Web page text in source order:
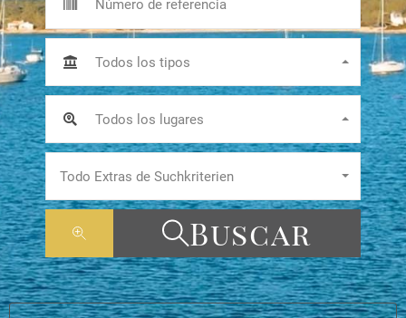
Todos los tipos
Todos los lugares
Todo Extras de Suchkriterien
Buscar